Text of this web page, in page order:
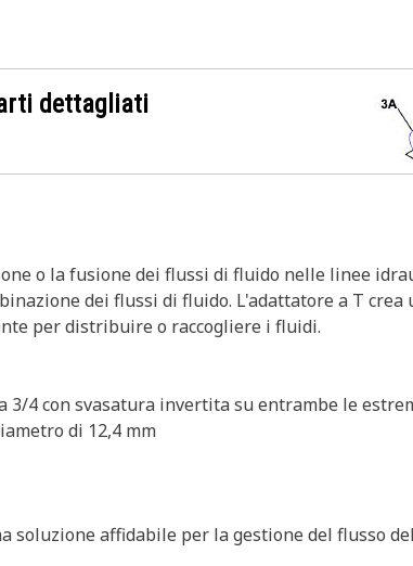
dettagliati
o la fusione dei flussi di fluido nelle linee
dei flussi di fluido. L'adattatore a T
per distribuire o raccogliere i fluidi.
3/4 con svasatura invertita su entrambe le
di 12,4 mm
soluzione affidabile per la gestione del flusso